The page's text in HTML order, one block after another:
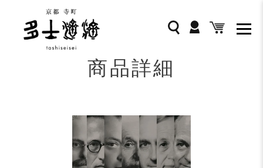
検索 ログインカート
商品詳細